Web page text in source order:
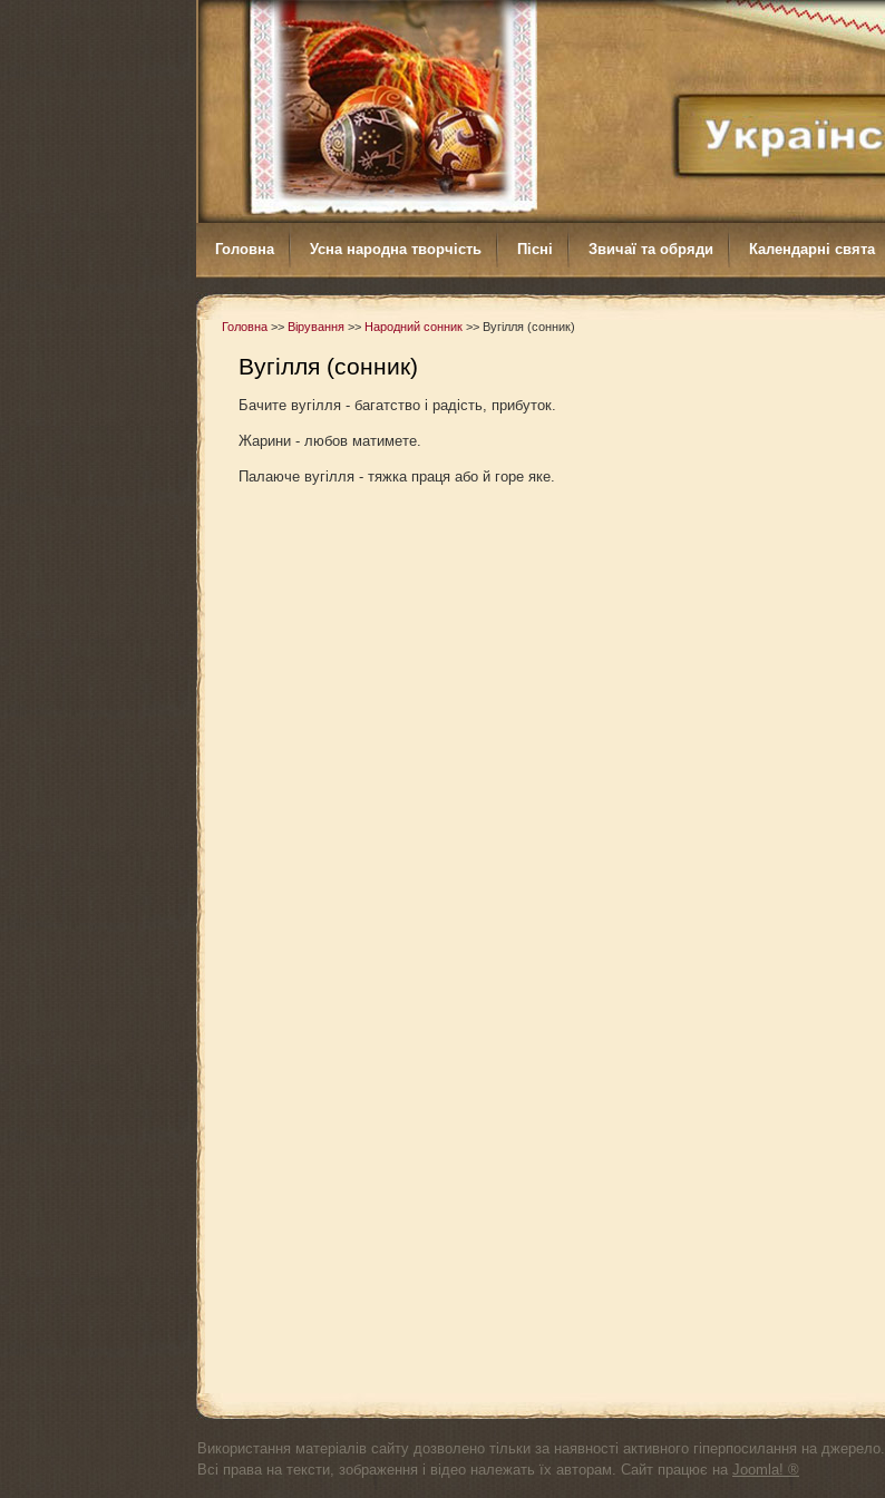
Головна Усна народна творчість Пісні Звичаї та обряди Календарні свята
Головна >> Вірування >> Народний сонник >> Вугілля (сонник)
Вугілля (сонник)
Бачите вугілля - багатство і радість, прибуток.
Жарини - любов матимете.
Палаюче вугілля - тяжка праця або й горе яке.
Використання матеріалів сайту дозволено тільки за наявності активного гіперпосилання на джерело.
Всі права на тексти, зображення і відео належать їх авторам. Сайт працює на Joomla! ®